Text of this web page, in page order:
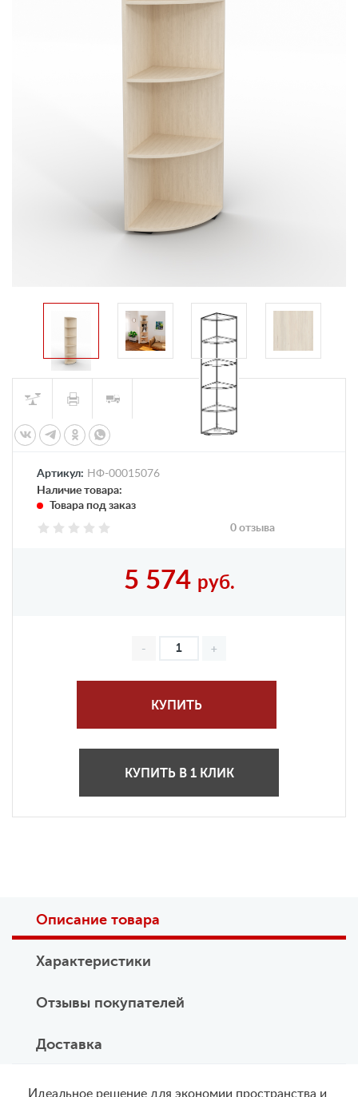
Артикул: НФ-00015076
Наличие товара:
Товара под заказ
0 отзыва
5 574 руб.
КУПИТЬ
КУПИТЬ В 1 КЛИК
Описание товара
Характеристики
Отзывы покупателей
Доставка
Идеальное решение для экономии пространства и